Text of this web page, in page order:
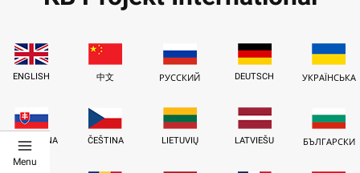
ENGLISH 中文 РУССКИЙ DEUTSCH УКРАЇНСЬКА
SLOVENČINA ČEŠTINA LIETUVIŲ LATVIEŠU БЪЛГАРСКИ
Menu